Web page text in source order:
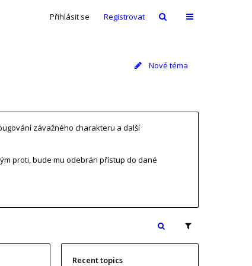
Přihlásit se Registrovat
Nové téma
závažného charakteru a další
proti, bude mu odebrán přístup do dané
Recent topics